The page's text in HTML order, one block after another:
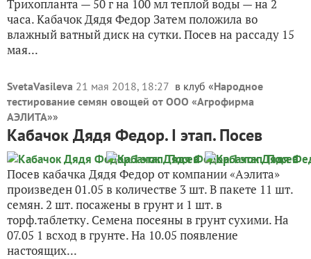
Трихопланта — 50 г на 100 мл теплой воды — на 2
часа. Кабачок Дядя Федор Затем положила во
влажный ватный диск на сутки. Посев на рассаду 15
мая...
SvetaVasileva 21 мая 2018, 18:27 в клуб «Народное
тестирование семян овощей от ООО «Агрофирма
АЭЛИТА»»
Кабачок Дядя Федор. I этап. Посев
Посев кабачка Дядя Федор от компании «Аэлита»
произведен 01.05 в количестве 3 шт. В пакете 11 шт.
семян. 2 шт. посажены в грунт и 1 шт. в
торф.таблетку. Семена посеяны в грунт сухими. На
07.05 1 всход в грунте. На 10.05 появление
настоящих...